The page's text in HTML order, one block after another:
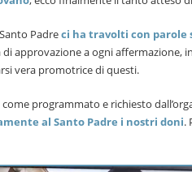
Padreci ha travolti con parole
approvazione a ogni
vera promotrice di questi.
programmato e richiesto
al Santo Padre i nostri doni.